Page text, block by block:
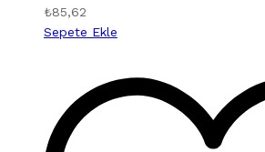
₺85,62
Sepete Ekle